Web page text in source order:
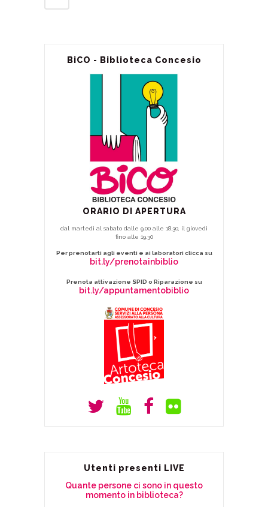
BiCO - Biblioteca Concesio
ORARIO DI APERTURA
dal martedì al sabato dalle 9.00 alle 18.30, il giovedì
fino alle 19.30
Per prenotarti agli eventi e ai laboratori clicca su
bit.ly/prenotainbiblio
Prenota attivazione SPID o Riparazione su
bit.ly/appuntamentobiblio
Utenti presenti LIVE
Quante persone ci sono in questo
momento in biblioteca?